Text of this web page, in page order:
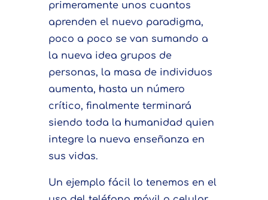
primeramente unos cuantos
aprenden el nuevo paradigma,
poco a poco se van sumando a
la nueva idea grupos de
personas, la masa de individuos
aumenta, hasta un número
crítico, finalmente terminará
siendo toda la humanidad quien
integre la nueva enseñanza en
sus vidas.
Un ejemplo fácil lo tenemos en el